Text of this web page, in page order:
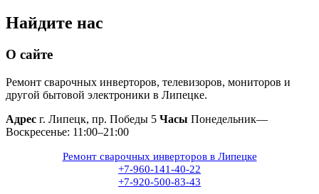
Найдите нас
О сайте
Ремонт сварочных инверторов, телевизоров, мониторов и
другой бытовой электроники в Липецке.
Адрес г. Липецк, пр. Победы 5 Часы Понедельник—
Воскресенье: 11:00–21:00
Ремонт сварочных инверторов в Липецке
+7-960-141-40-22
+7-920-500-83-43